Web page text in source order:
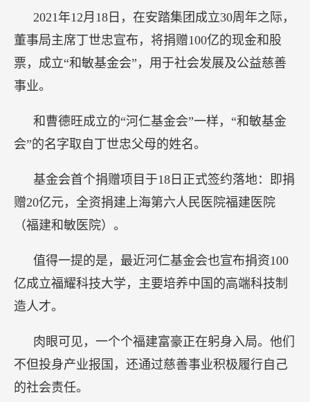
2021年12月18日，在安踏集团成立30周年之际，
董事局主席丁世忠宣布，将捐赠100亿的现金和股
票，成立“和敏基金会”，用于社会发展及公益慈善
事业。
和曹德旺成立的“河仁基金会”一样，“和敏基金
会”的名字取自丁世忠父母的姓名。
基金会首个捐赠项目于18日正式签约落地：即捐
赠20亿元，全资捐建上海第六人民医院福建医院
（福建和敏医院）。
值得一提的是，最近河仁基金会也宣布捐资100
亿成立福耀科技大学，主要培养中国的高端科技制
造人才。
肉眼可见，一个个福建富豪正在躬身入局。他们
不但投身产业报国，还通过慈善事业积极履行自己
的社会责任。